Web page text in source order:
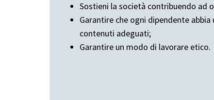
Sostieni la società contribuendo ad
Garantire che ogni dipendente abbia
contenuti adeguati;
Garantire un modo di lavorare etico.